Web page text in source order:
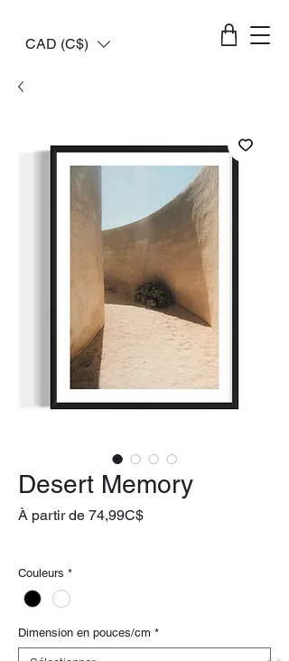
CAD (C$)
Desert Memory
À partir de 74,99C$Prix
Couleurs *
Dimension en pouces/cm *